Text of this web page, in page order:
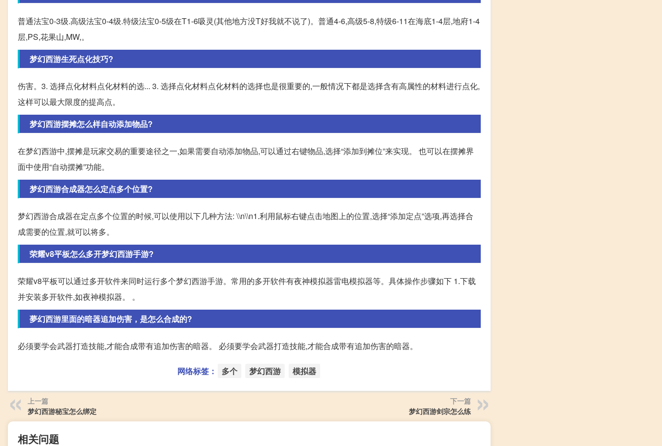
普通法宝0-3级.高级法宝0-4级.特级法宝0-5级在T1-6吸灵(其他地方没T好我就不说了)。普通4-6,高级5-8,特级6-11在海底1-4层,地府1-4
层,PS,花果山,MW,。
梦幻西游生死点化技巧?
伤害。3. 选择点化材料点化材料的选... 3. 选择点化材料点化材料的选择也是很重要的,一般情况下都是选择含有高属性的材料进行点化,
这样可以最大限度的提高点。
梦幻西游摆摊怎么样自动添加物品?
在梦幻西游中,摆摊是玩家交易的重要途径之一,如果需要自动添加物品,可以通过右键物品,选择“添加到摊位”来实现。 也可以在摆摊界
面中使用“自动摆摊”功能。
梦幻西游合成器怎么定点多个位置?
梦幻西游合成器在定点多个位置的时候,可以使用以下几种方法: \\n\\n1.利用鼠标右键点击地图上的位置,选择“添加定点”选项,再选择合
成需要的位置,就可以将多。
荣耀v8平板怎么多开梦幻西游手游?
荣耀v8平板可以通过多开软件来同时运行多个梦幻西游手游。常用的多开软件有夜神模拟器雷电模拟器等。具体操作步骤如下 1.下载
并安装多开软件,如夜神模拟器。 。
夢幻西游里面的暗器追加伤害，是怎么合成的?
必须要学会武器打造技能,才能合成带有追加伤害的暗器。 必须要学会武器打造技能,才能合成带有追加伤害的暗器。
网络标签： 多个 梦幻西游 模拟器
上一篇
梦幻西游秘宝怎么绑定
下一篇
梦幻西游剑宗怎么练
相关问题